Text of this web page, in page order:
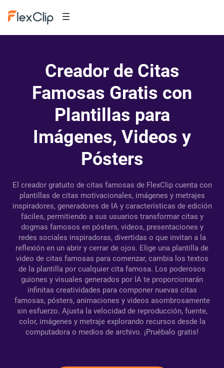
Creador de Citas
Famosas Gratis con
Plantillas para
Imágenes, Videos y
Pósters
El creador gratuito de citas famosas de FlexClip cuenta con
plantillas de citas motivacionales, imágenes y metrajes
inspiradores, generadores de IA y características de edición
fáciles, permitiendo a sus usuarios transformar citas y
dogmas famosos en pósters, videos, presentaciones y
redes sociales inspiradoras, divertidas o que invitan a la
reflexión en un abrir y cerrar de ojos. Elige una plantilla de
video de citas famosas para comenzar, cambia los textos
de la plantilla por cualquier cita famosa. Los poderosos
guiones y visuales generados por IA te proporcionarán
infinitas creatividades para componer nuevas citas
famosas, pósters, animaciones y videos asombrosamente
sin esfuerzo. Ajusta la velocidad de reproducción, fuente,
color, imágenes y metraje explorando recursos desde la
computadora o medios de archivo. ¡Pruébalo gratis!